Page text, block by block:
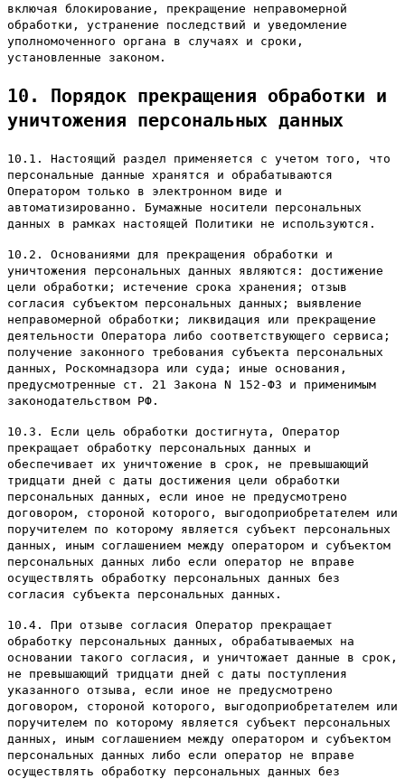
включая блокирование, прекращение неправомерной
обработки, устранение последствий и уведомление
уполномоченного органа в случаях и сроки,
установленные законом.
10. Порядок прекращения обработки и
уничтожения персональных данных
10.1. Настоящий раздел применяется с учетом того, что
персональные данные хранятся и обрабатываются
Оператором только в электронном виде и
автоматизированно. Бумажные носители персональных
данных в рамках настоящей Политики не используются.
10.2. Основаниями для прекращения обработки и
уничтожения персональных данных являются: достижение
цели обработки; истечение срока хранения; отзыв
согласия субъектом персональных данных; выявление
неправомерной обработки; ликвидация или прекращение
деятельности Оператора либо соответствующего сервиса;
получение законного требования субъекта персональных
данных, Роскомнадзора или суда; иные основания,
предусмотренные ст. 21 Закона N 152-ФЗ и применимым
законодательством РФ.
10.3. Если цель обработки достигнута, Оператор
прекращает обработку персональных данных и
обеспечивает их уничтожение в срок, не превышающий
тридцати дней с даты достижения цели обработки
персональных данных, если иное не предусмотрено
договором, стороной которого, выгодоприобретателем или
поручителем по которому является субъект персональных
данных, иным соглашением между оператором и субъектом
персональных данных либо если оператор не вправе
осуществлять обработку персональных данных без
согласия субъекта персональных данных.
10.4. При отзыве согласия Оператор прекращает
обработку персональных данных, обрабатываемых на
основании такого согласия, и уничтожает данные в срок,
не превышающий тридцати дней с даты поступления
указанного отзыва, если иное не предусмотрено
договором, стороной которого, выгодоприобретателем или
поручителем по которому является субъект персональных
данных, иным соглашением между оператором и субъектом
персональных данных либо если оператор не вправе
осуществлять обработку персональных данных без